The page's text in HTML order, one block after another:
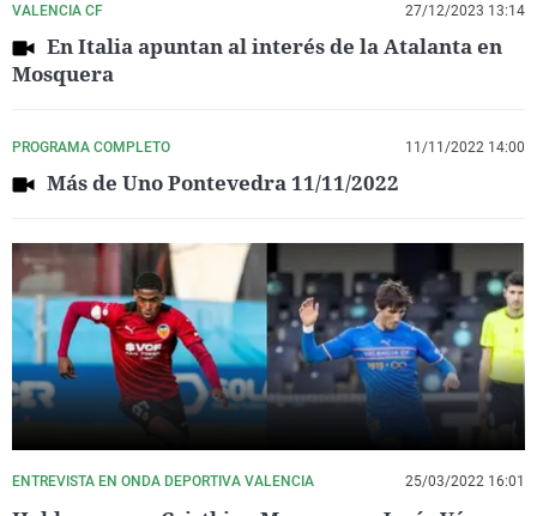
VALENCIA CF 27/12/2023 13:14
En Italia apuntan al interés de la Atalanta en
Mosquera
PROGRAMA COMPLETO 11/11/2022 14:00
Más de Uno Pontevedra 11/11/2022
ENTREVISTA EN ONDA DEPORTIVA VALENCIA 25/03/2022 16:01